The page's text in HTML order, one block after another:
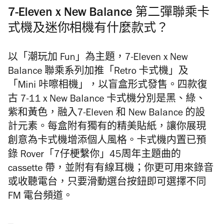
7-Eleven x New Balance 第二彈聯乘卡
式機及迷你相機有什麼款式？
以「潮玩加 Fun」為主題，7-Eleven x New
Balance 聯乘系列加推「Retro 卡式機」及
「Mini 咔嚓相機」，以盲盒形式發售。四款復
古 7-11 x New Balance 卡式機分別是黑、綠、
紫和黃色，融入7-Eleven 和 New Balance 的設
計元素。每盒附有獨有的精美貼紙，讓你展現
創意為卡式機增添個人風格。卡式機内置已預
錄 Rover「7仔梗繫你」45周年主題曲的
cassette 帶，並附有有線耳機；你更可用來錄音
或收聽電台，只要滑動選台按鈕即可選擇不同
FM 電台頻道。